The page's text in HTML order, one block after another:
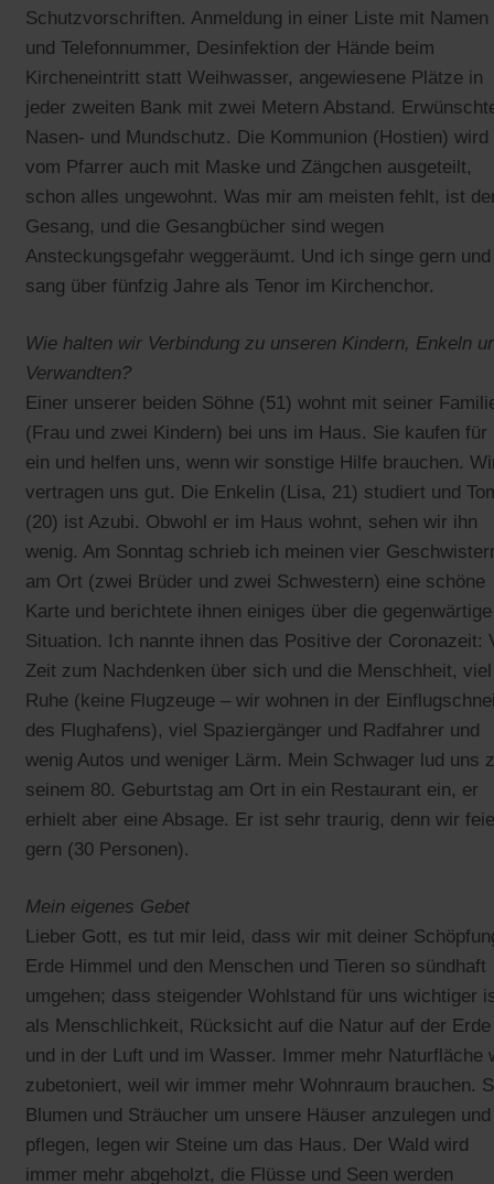
Schutzvorschriften. Anmeldung in einer Liste mit Namen
und Telefonnummer, Desinfektion der Hände beim
Kircheneintritt statt Weihwasser, angewiesene Plätze in
jeder zweiten Bank mit zwei Metern Abstand.
Nasen- und Mundschutz. Die Kommunion (Hostien) wird
vom Pfarrer auch mit Maske und Zängchen ausgeteilt,
schon alles ungewohnt. Was mir am meisten fehlt, ist
Gesang, und die Gesangbücher sind wegen
Ansteckungsgefahr weggeräumt. Und ich singe gern und
sang über fünfzig Jahre als Tenor im Kirchenchor.
Wie halten wir Verbindung zu unseren Kindern, Enkeln
Verwandten?
Einer unserer beiden Söhne (51) wohnt mit seiner
(Frau und zwei Kindern) bei uns im Haus. Sie kaufen für
ein und helfen uns, wenn wir sonstige Hilfe brauchen.
vertragen uns gut. Die Enkelin (Lisa, 21) studiert und
(20) ist Azubi. Obwohl er im Haus wohnt, sehen wir ihn
wenig. Am Sonntag schrieb ich meinen vier
am Ort (zwei Brüder und zwei Schwestern) eine schöne
Karte und berichtete ihnen einiges über die gegenwärtige
Situation. Ich nannte ihnen das Positive der Coronazeit:
Zeit zum Nachdenken über sich und die Menschheit, viel
Ruhe (keine Flugzeuge – wir wohnen in der
des Flughafens), viel Spaziergänger und Radfahrer und
wenig Autos und weniger Lärm. Mein Schwager lud uns
seinem 80. Geburtstag am Ort in ein Restaurant ein, er
erhielt aber eine Absage. Er ist sehr traurig, denn wir
gern (30 Personen).
Mein eigenes Gebet
Lieber Gott, es tut mir leid, dass wir mit deiner
Erde Himmel und den Menschen und Tieren so sündhaft
umgehen; dass steigender Wohlstand für uns wichtiger
als Menschlichkeit, Rücksicht auf die Natur auf der Erde
und in der Luft und im Wasser. Immer mehr Naturfläche
zubetoniert, weil wir immer mehr Wohnraum brauchen.
Blumen und Sträucher um unsere Häuser anzulegen
pflegen, legen wir Steine um das Haus. Der Wald wird
immer mehr abgeholzt, die Flüsse und Seen werden